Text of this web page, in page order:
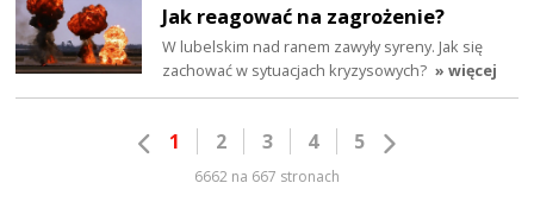
Jak reagować na zagrożenie?
W lubelskim nad ranem zawyły syreny. Jak się
zachować w sytuacjach kryzysowych? » więcej
1 2 3 4 5
6662 na 667 stronach